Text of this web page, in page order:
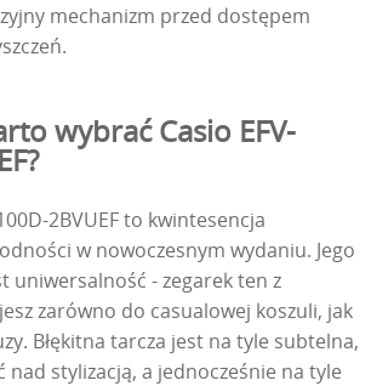
mechanizm przed dostępem
wybrać Casio EFV-
2BVUEF to kwintesencja
w nowoczesnym wydaniu. Jego
uniwersalność - zegarek ten z
zarówno do casualowej koszuli, jak
Błękitna tarcza jest na tyle subtelna,
nad stylizacją, a jednocześnie na tyle